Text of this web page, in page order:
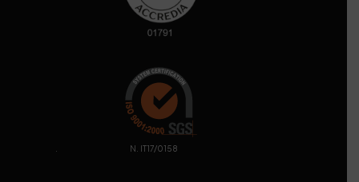
. N. IT17/0158